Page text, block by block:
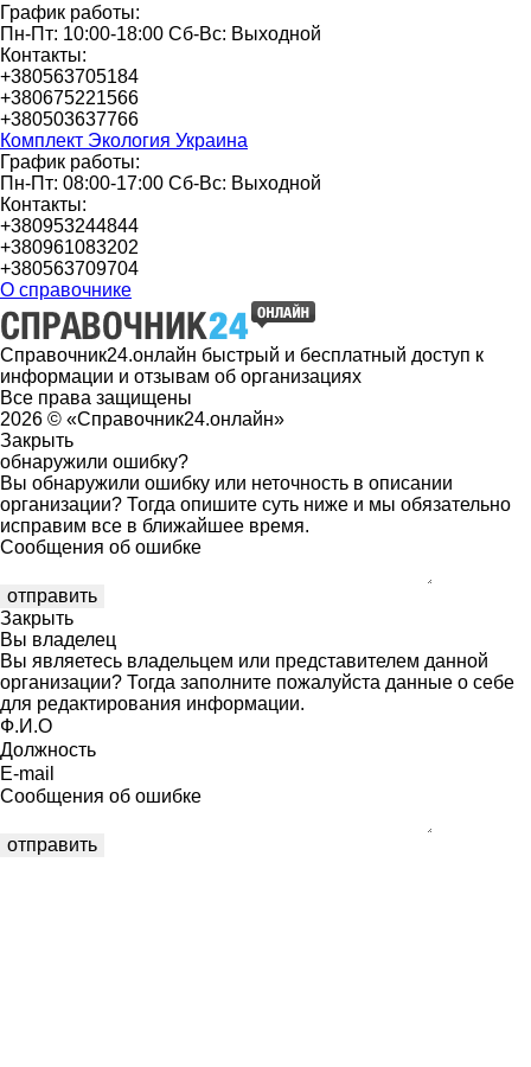
График работы:
Пн-Пт: 10:00-18:00 Сб-Вс: Выходной
Контакты:
+380563705184
+380675221566
+380503637766
Комплект Экология Украина
График работы:
Пн-Пт: 08:00-17:00 Сб-Вс: Выходной
Контакты:
+380953244844
+380961083202
+380563709704
О справочнике
Справочник24.онлайн быстрый и бесплатный доступ к
информации и отзывам об организациях
Все права защищены
2026 © «Справочник24.онлайн»
Закрыть
обнаружили ошибку?
Вы обнаружили ошибку или неточность в описании
организации? Тогда опишите суть ниже и мы обязательно
исправим все в ближайшее время.
Сообщения об ошибке
Закрыть
Вы владелец
Вы являетесь владельцем или представителем данной
организации? Тогда заполните пожалуйста данные о себе
для редактирования информации.
Ф.И.О
Должность
E-mail
Сообщения об ошибке